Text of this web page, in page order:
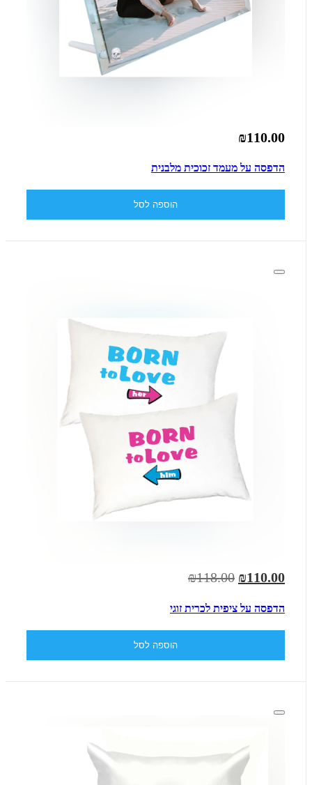
₪110.00
הדפסה על מעמד זכוכית מלבנית
הוספה לסל
₪110.00
₪118.00
הדפסה על ציפית לכרית זוגי
הוספה לסל